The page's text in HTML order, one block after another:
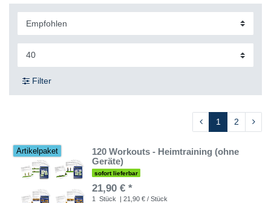
Filter
1 2
Artikelpaket
120 Workouts - Heimtraining (ohne
Geräte)
sofort lieferbar
21,90 € *
1 Stück | 21,90 € / Stück